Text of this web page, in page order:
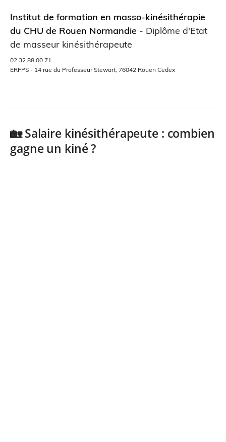
Institut de formation en masso-kinésithérapie
du CHU de Rouen Normandie - Diplôme d'Etat
de masseur kinésithérapeute
02 32 88 00 71
ERFPS - 14 rue du Professeur Stewart, 76042 Rouen Cedex
🏡 Salaire kinésithérapeute : combien
gagne un kiné ?